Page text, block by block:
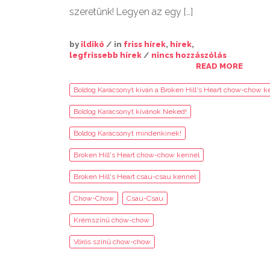
szeretünk! Legyen az egy […]
by ildikó / in friss hírek, hírek,
legfrissebb hírek / nincs hozzászólás
READ MORE
Boldog Karácsonyt kíván a Broken Hill's Heart chow-chow
Boldog Karácsonyt kívánok Neked!
Boldog Karácsonyt mindenkinek!
Broken Hill's Heart chow-chow kennel
Broken Hill's Heart csau-csau kennel
Chow-Chow Csau-Csau
Krémszínű chow-chow
Vörös színű chow-chow